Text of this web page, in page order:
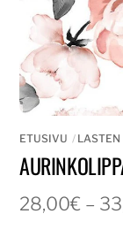
ETUSIVU
28,00€ –